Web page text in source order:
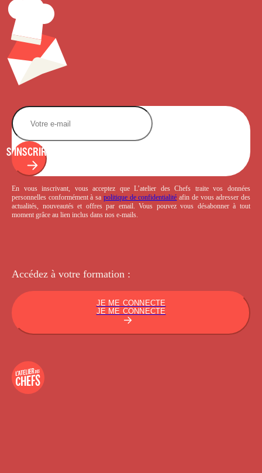
S'INSCRIRE
En vous inscrivant, vous acceptez que L’atelier des Chefs traite vos données
personnelles conformément à sa politique de confidentialité afin de vous adresser des
actualités, nouveautés et offres par email. Vous pouvez vous désabonner à tout
moment grâce au lien inclus dans nos e-mails.
Accédez à votre formation :
JE ME CONNECTE
JE ME CONNECTE